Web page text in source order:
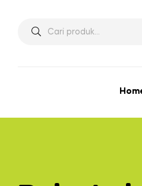
Pencarian